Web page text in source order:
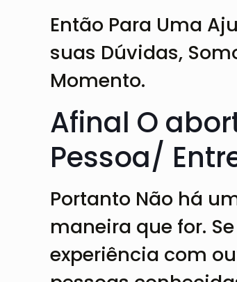
Então Para Uma
suas Dúvidas,
Momento.
Afinal O
Pessoa/
Portanto Não há
maneira que for.
experiência com